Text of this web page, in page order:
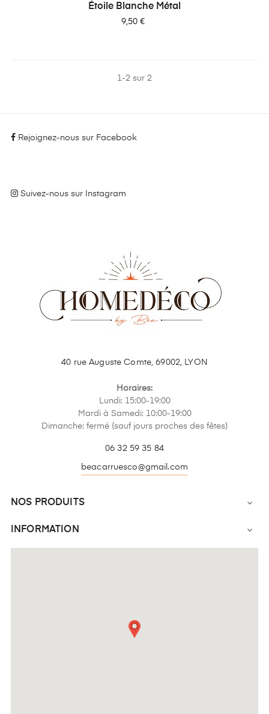
Étoile Blanche Métal
Prix
9,50 €
1-2 sur 2
Rejoignez-nous sur Facebook
Suivez-nous sur Instagram
40 rue Auguste Comte, 69002, LYON
Horaires:
Lundi: 15:00-19:00
Mardi à Samedi: 10:00-19:00
Dimanche: fermé (sauf jours proches des fêtes)
06 32 59 35 84
beacarruesco@gmail.com
NOS PRODUITS 
INFORMATION 